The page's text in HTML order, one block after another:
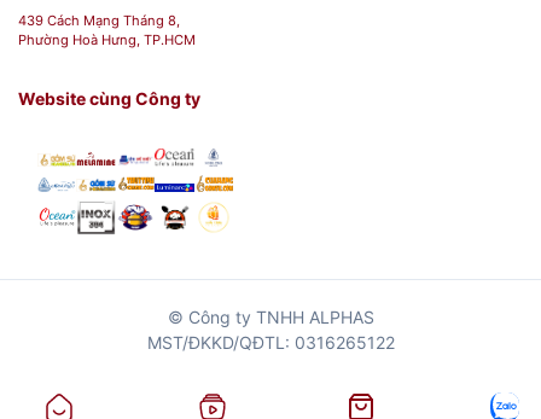
439 Cách Mạng Tháng 8,
Phường Hoà Hưng, TP.HCM
Website cùng Công ty
© Công ty TNHH ALPHAS
MST/ĐKKD/QĐTL: 0316265122